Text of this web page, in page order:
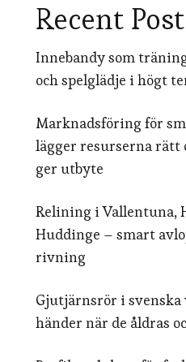
Recent
Innebandy som
och spelglädje i högt
Marknadsföring för
lägger resurserna rätt
ger utbyte
Relining i Vallentuna,
Huddinge – smart
rivning
Gjutjärnsrör i
händer när de åldras